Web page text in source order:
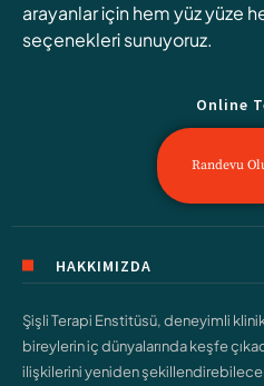
arayanlar için hem yüz yüze
seçenekleri sunuyoruz.
Online
Randevu
HAKKIMIZDA
Şişli Terapi Enstitüsü, deneyimli
bireylerin iç dünyalarında keşfe
ilişkilerini yeniden